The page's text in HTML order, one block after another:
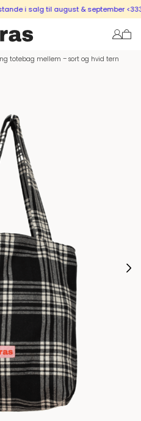
i salg til august & september <333
totebag mellem – sort og hvid tern